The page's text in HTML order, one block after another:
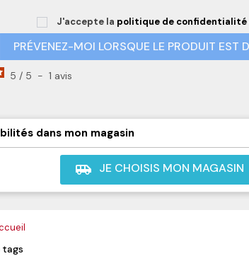
J'accepte la politique de confidentialité
PRÉVENEZ-MOI LORSQUE LE PRODUIT EST
5 / 5 - 1 avis
dans mon magasin
airport_shuttle JE CHOISIS MON MAGASIN
tags